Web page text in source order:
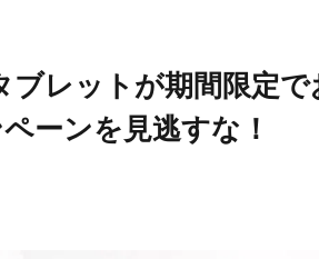
ブレットが期間限定
ーンを見逃すな！